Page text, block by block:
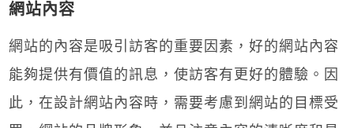
網站內容
網站的內容是吸引訪客的重要因素，好的網站內容
能夠提供有價值的訊息，使訪客有更好的體驗。因
此，在設計網站內容時，需要考慮到網站的目標受